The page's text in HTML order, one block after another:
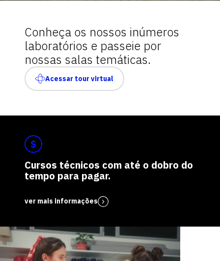
Conheça os nossos inúmeros
laboratórios e passeie por
nossas salas temáticas.
Acessar tour virtual
Cursos técnicos com até o dobro do
tempo para pagar.
ver mais informações